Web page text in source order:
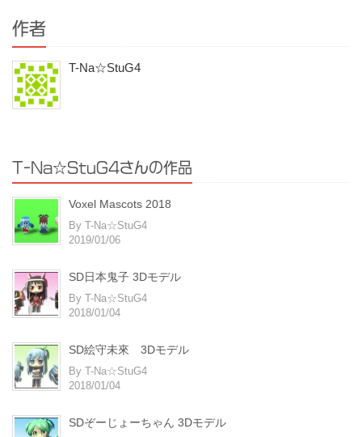
作者
T-Na☆StuG4
T-Na☆StuG4さんの作品
Voxel Mascots 2018
By T-Na☆StuG4
2019/01/06
SD日本鬼子 3Dモデル
By T-Na☆StuG4
2018/01/04
SD絵守未來 3Dモデル
By T-Na☆StuG4
2018/01/04
SDぞーじょーちゃん 3Dモデル